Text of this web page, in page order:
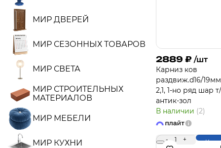
МИР ДВЕРЕЙ
МИР СЕЗОННЫХ ТОВАРОВ
МИР СВЕТА
МИР СТРОИТЕЛЬНЫХ
МАТЕРИАЛОВ
МИР МЕБЕЛИ
МИР КУХНИ
2889 ₽ /шт
Карниз ков
раздвиж.d16/19мм
2,1, 1-но ряд шар
антик-зол
В наличии (2)
- 1 +